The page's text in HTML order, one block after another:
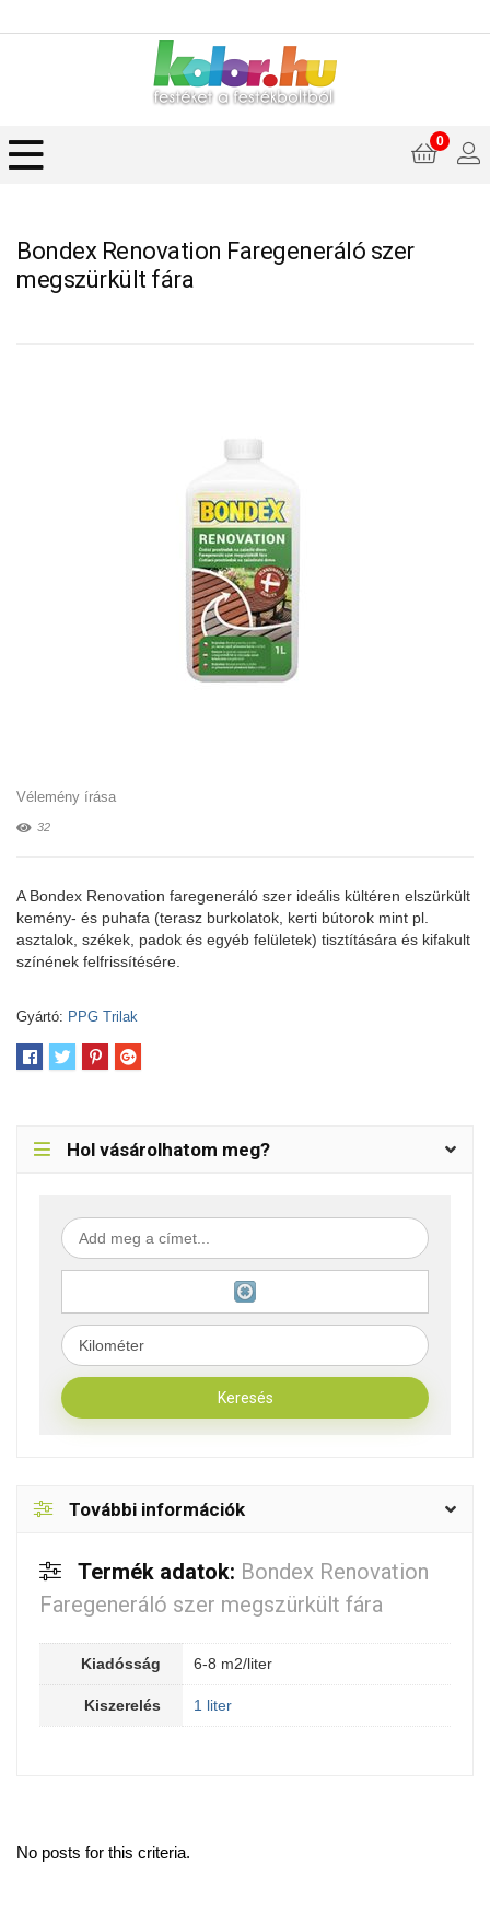
0
Bondex Renovation Faregeneráló szer
megszürkült fára
Vélemény írása
32
A Bondex Renovation faregeneráló szer ideális kültéren elszürkült
kemény- és puhafa (terasz burkolatok, kerti bútorok mint pl.
asztalok, székek, padok és egyéb felületek) tisztítására és kifakult
színének felfrissítésére.
Gyártó: PPG Trilak
Hol vásárolhatom meg?
További információk
Termék adatok: Bondex Renovation
Faregeneráló szer megszürkült fára
Kiadósság 6-8 m2/liter
Kiszerelés 1 liter
No posts for this criteria.